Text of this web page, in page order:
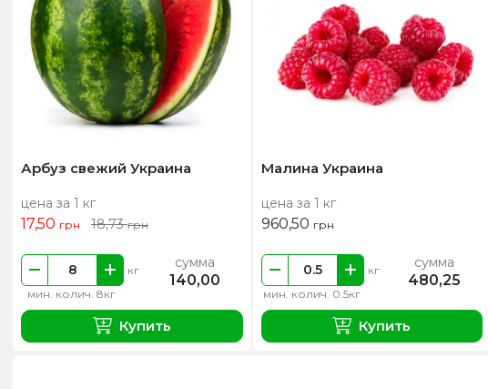
Арбуз свежий Украина
цена за 1 кг
17,50 грн 18,73грн
мин. колич. 8кг
кг сумма
140,00
Купить
Малина Украина
цена за 1 кг
960,50 грн
мин. колич. 0.5кг
кг сумма
480,25
Купить